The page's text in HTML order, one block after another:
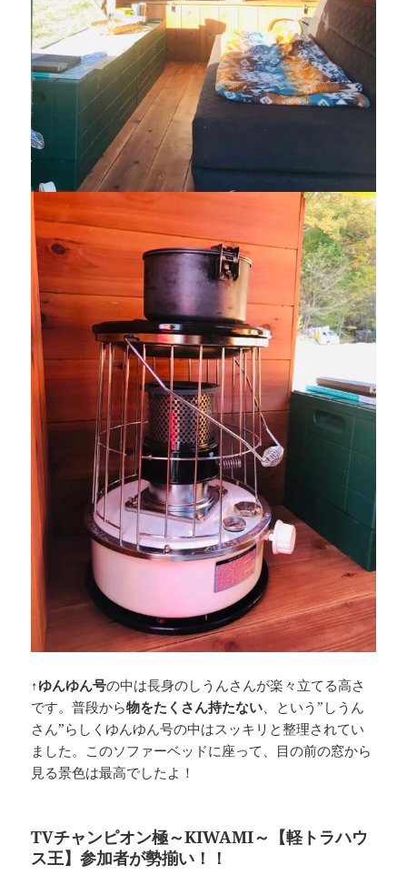
↑ゆんゆん号の中は長身のしうんさんが楽々立てる高さ
です。普段から物をたくさん持たない 、という”しうん
さん”らしくゆんゆん号の中はスッキリと整理されてい
ました。このソファーベッドに座って、目の前の窓から
見る景色は最高でしたよ！
TVチャンピオン極～KIWAMI～【軽トラハウ
ス王】参加者が勢揃い！！